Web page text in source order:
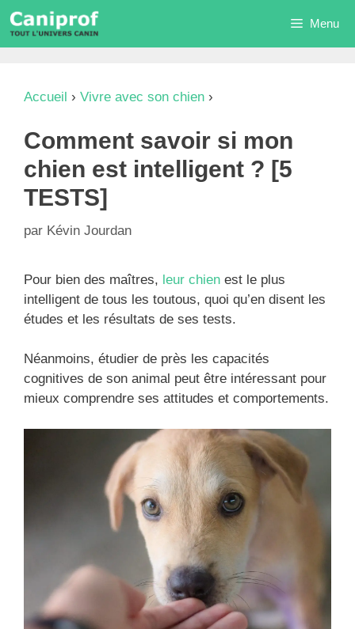
Aller
au
contenu
Menu
Accueil › Vivre avec son chien ›
Comment savoir si mon
chien est intelligent ? [5
TESTS]
par Kévin Jourdan
Pour bien des maîtres, leur chien est le plus
intelligent de tous les toutous, quoi qu’en disent les
études et les résultats de ses tests.
Néanmoins, étudier de près les capacités
cognitives de son animal peut être intéressant pour
mieux comprendre ses attitudes et comportements.